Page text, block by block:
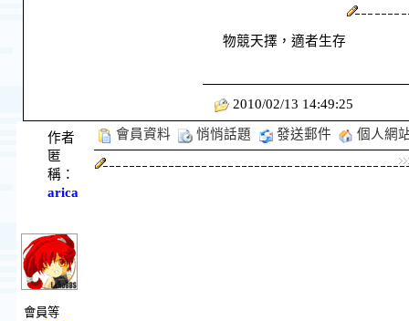
物競天擇，適者生存
2010/02/13 14:49:25
作者
匿
稱：
arica
會員等
會員資料 悄悄話題 發送郵件 個人網